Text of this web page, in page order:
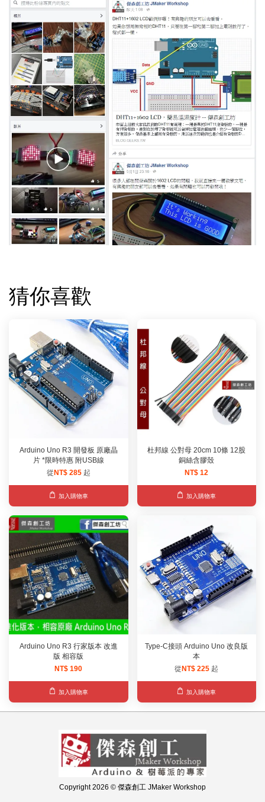
猜你喜歡
Arduino Uno R3 開發板 原廠晶
片 *限時特惠 附USB線
從 NT$ 285 起
加入購物車
杜邦線 公對母 20cm 10條 12股
銅絲含膠殼
NT$ 12
加入購物車
Arduino Uno R3 行家版本 改進
版 相容版
NT$ 190
加入購物車
Type-C接頭 Arduino Uno 改良版
本
從 NT$ 225 起
加入購物車
Copyright 2026 © 傑森創工 JMaker Workshop